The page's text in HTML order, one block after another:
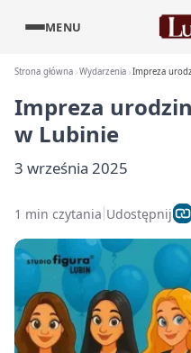
MENU
Strona główna Wydarzenia Impreza
Impreza
w Lubinie
3 września 2025
1 min czytania Udostępnij